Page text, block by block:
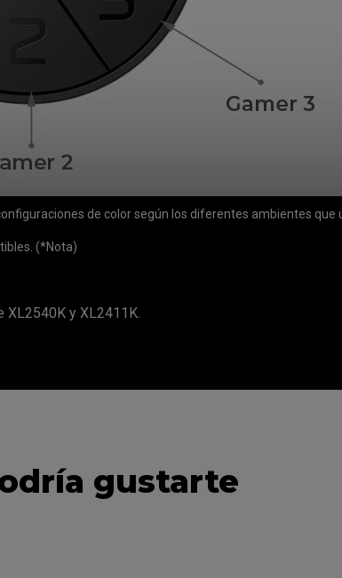
de color según los diferentes ambientes que
(*Nota)
XL2540K y XL2411K.
gustarte